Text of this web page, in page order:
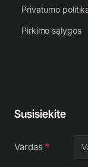
Privatumo
Pirkimo sąlygos
Susisiekite
Vardas